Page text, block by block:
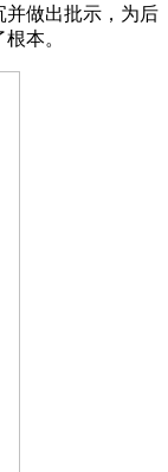
并做出批示，为后
本。